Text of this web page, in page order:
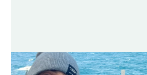
seulement 30 minutes
C'est la première ville